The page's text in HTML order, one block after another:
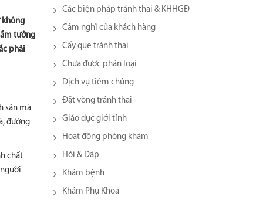
không
tưởng
phải
sản mà
đường
chất
Các biện pháp tránh thai & KHHGĐ
Cảm nghĩ của khách hàng
Cấy que tránh thai
Chưa được phân loại
Dịch vụ tiêm chủng
Đặt vòng tránh thai
Giáo dục giới tính
Hoạt động phòng khám
Hỏi & Đáp
Khám bệnh
Khám Phụ Khoa